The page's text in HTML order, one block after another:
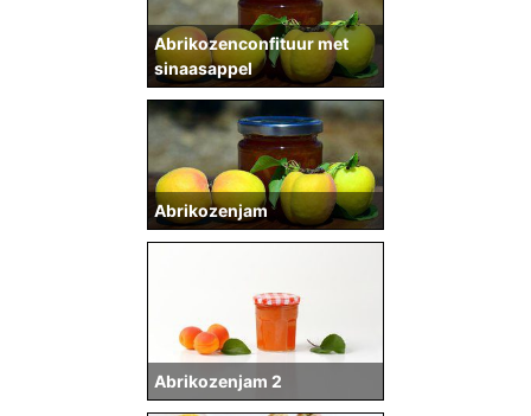
Abrikozenconfituur met
sinaasappel
Abrikozenjam
Abrikozenjam 2